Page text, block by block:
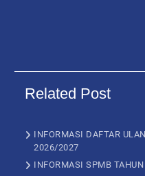
Related Post
INFORMASI DAFTAR
2026/2027
INFORMASI SPMB